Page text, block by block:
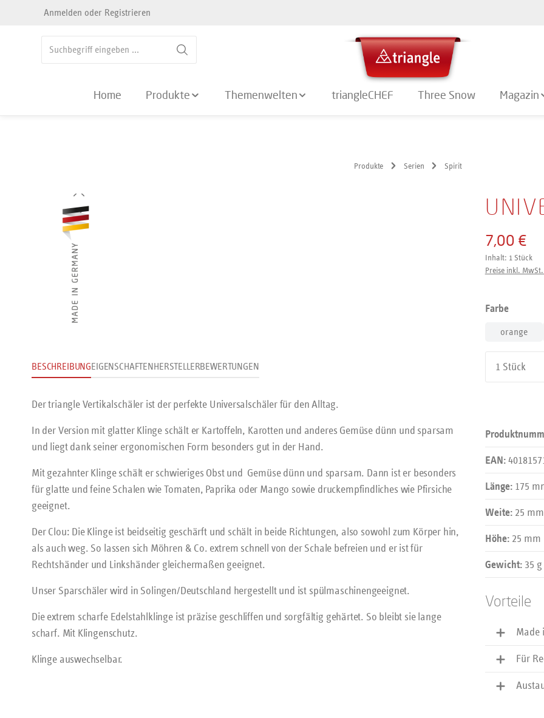
Zur Hauptnavigation springen
Anmelden oder Registrieren
Home Produkte Themenwelten triangleCHEF Three Snow Magazin
Produkte Serien Spirit
7,00 €
Inhalt: 1 Stück
Preise inkl.
Farbe
orange
Produkt
EAN:
Länge: 175
Weite: 25 mm
Höhe: 25 mm
Gewicht: 35 g
Vorteile
Made
Für
BESCHREIBUNGEIGENSCHAFTENHERSTELLERBEWERTUNGEN
Der triangle Vertikalschäler ist der perfekte Universalschäler für den Alltag.
In der Version mit glatter Klinge schält er Kartoffeln, Karotten und anderes Gemüse dünn und sparsam
und liegt dank seiner ergonomischen Form besonders gut in der Hand.
Mit gezahnter Klinge schält er schwieriges Obst und Gemüse dünn und sparsam. Dann ist er besonders
für glatte und feine Schalen wie Tomaten, Paprika oder Mango sowie druckempfindliches wie Pfirsiche
geeignet.
Der Clou: Die Klinge ist beidseitig geschärft und schält in beide Richtungen, also sowohl zum Körper hin,
als auch weg. So lassen sich Möhren & Co. extrem schnell von der Schale befreien und er ist für
Rechtshänder und Linkshänder gleichermaßen geeignet.
Unser Sparschäler wird in Solingen/Deutschland hergestellt und ist spülmaschinengeeignet.
Die extrem scharfe Edelstahlklinge ist präzise geschliffen und sorgfältig gehärtet. So bleibt sie lange
scharf. Mit Klingenschutz.
Klinge auswechselbar.